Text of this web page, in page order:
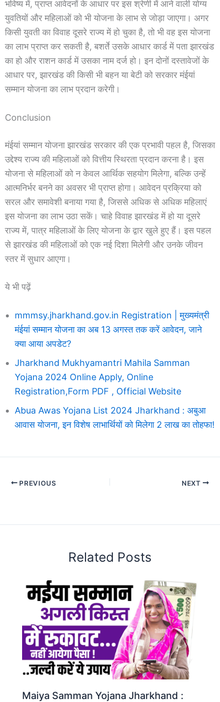
भविष्य में, प्राप्त आवेदनों के आधार पर इस श्रेणी में आने वाली योग्य
युवतियों और महिलाओं को भी योजना के लाभ से जोड़ा जाएगा। अगर
किसी युवती का विवाह दूसरे राज्य में हो चुका है, तो भी वह इस योजना
का लाभ प्राप्त कर सकती है, बशर्ते उसके आधार कार्ड में पता झारखंड
का हो और राशन कार्ड में उसका नाम दर्ज हो। इन दोनों दस्तावेजों के
आधार पर, झारखंड की किसी भी बहन या बेटी को सरकार मंईयां
सम्मान योजना का लाभ प्रदान करेगी।
Conclusion
मंईयां सम्मान योजना झारखंड सरकार की एक प्रभावी पहल है, जिसका
उद्देश्य राज्य की महिलाओं को वित्तीय स्थिरता प्रदान करना है। इस
योजना से महिलाओं को न केवल आर्थिक सहयोग मिलेगा, बल्कि उन्हें
आत्मनिर्भर बनने का अवसर भी प्राप्त होगा। आवेदन प्रक्रिया को
सरल और समावेशी बनाया गया है, जिससे अधिक से अधिक महिलाएं
इस योजना का लाभ उठा सकें। चाहे विवाह झारखंड में हो या दूसरे
राज्य में, पात्र महिलाओं के लिए योजना के द्वार खुले हुए हैं। इस पहल
से झारखंड की महिलाओं को एक नई दिशा मिलेगी और उनके जीवन
स्तर में सुधार आएगा।
ये भी पढ़ें
mmmsy.jharkhand.gov.in Registration | मुख्यमंत्री
मंईयां सम्मान योजना का अब 13 अगस्त तक करें आवेदन, जाने
क्या आया अपडेट?
Jharkhand Mukhyamantri Mahila Samman
Yojana 2024 Online Apply, Online
Registration,Form PDF , Official Website
Abua Awas Yojana List 2024 Jharkhand : अबुआ
आवास योजना, इन विशेष लाभार्थियों को मिलेगा 2 लाख का तोहफा!
PREVIOUS NEXT
Related Posts
Maiya Samman Yojana Jharkhand :